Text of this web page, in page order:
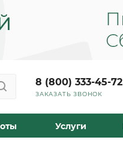
8 (800) 333-45-72
ЗАКАЗАТЬ ЗВОНОК
Услуги